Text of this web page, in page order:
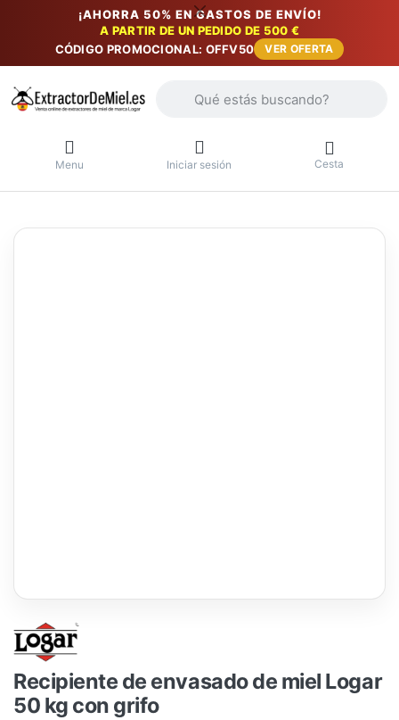
¡AHORRA 50% EN GASTOS DE ENVÍO!
A PARTIR DE UN PEDIDO DE 500 €
CÓDIGO PROMOCIONAL: OFFV50
VER OFERTA
Menu Iniciar sesión Cesta
Recipiente de envasado de miel Logar
50 kg con grifo